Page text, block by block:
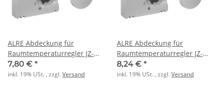
ALRE Abdeckung für
Raumtemperaturregler JZ-
001.010 50x50mm glanz
perlweiss
7,80 € *
inkl. 19% USt. , zzgl.Versand
ALRE Abdeckung für
Raumtemperaturregler JZ-
001.100 55x55mm glanz
reinweiss
8,24 € *
inkl. 19% USt. , zzgl.Versand